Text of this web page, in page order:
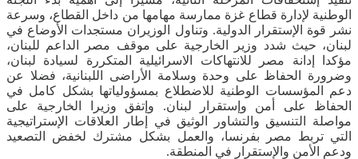
الوطنية لإدارة قطاع غزة ممارسة مهامها من داخل القطاع، وسرعة
نشر قوة الإستقرار الدولية. وتناول الوزيران مستجدات الأوضاع في
لبنان، حيث شدد وزير الخارجية على موقف مصر الداعم للبنان،
مؤكدا إدانة مصر للانتهاكات الاسرائيلية المتكررة لسيادة لبنان،
وضرورة الحفاظ على وحدة وسلامة الأراضى اللبنانية، فضلا عن
دعم المؤسسات الوطنية للاضطلاع بمسؤولياتها بشكل كامل في
الحفاظ على أمن وإستقرار لبنان. وإتفق وزيرا الخارجية على
مواصلة التنسيق والتشاور الوثيق في إطار العلاقات الإستراتيجية
التي تربط مصر بفرنسا، والعمل بشكل مشترك لخفض التصعيد
ودعم الأمن والإستقرار في المنطقة.